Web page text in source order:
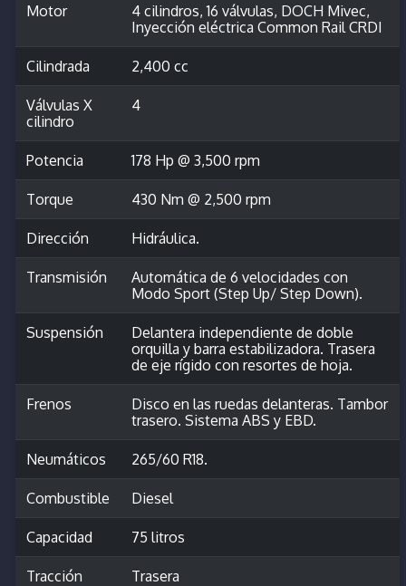
Motor
4 cilindros, 16 válvulas, DOCH Mivec,
Inyección eléctrica Common Rail CRDI
Cilindrada 2,400 cc
Válvulas X
cilindro
4
Potencia 178 Hp @ 3,500 rpm
Torque 430 Nm @ 2,500 rpm
Dirección Hidráulica.
Transmisión
Automática de 6 velocidades con
Modo Sport (Step Up/ Step Down).
Suspensión
Delantera independiente de doble
orquilla y barra estabilizadora. Trasera
de eje rígido con resortes de hoja.
Frenos
Disco en las ruedas delanteras. Tambor
trasero. Sistema ABS y EBD.
Neumáticos 265/60 R18.
Combustible Diesel
Capacidad 75 litros
Tracción Trasera